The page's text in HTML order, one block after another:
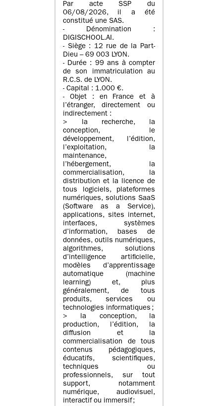
Par acte SSP du
06/08/2026, il a été
constitué une SAS.
- Dénomination :
DIGISCHOOL.AI.
- Siège : 12 rue de la Part-
Dieu – 69 003 LYON.
- Durée : 99 ans à compter
de son immatriculation au
R.C.S. de LYON.
- Capital : 1.000 €.
- Objet : en France et à
l’étranger, directement ou
indirectement :
> la recherche, la
conception, le
développement, l’édition,
l’exploitation, la
maintenance,
l’hébergement, la
commercialisation, la
distribution et la licence de
tous logiciels, plateformes
numériques, solutions SaaS
(Software as a Service),
applications, sites internet,
interfaces, systèmes
d’information, bases de
données, outils numériques,
algorithmes, solutions
d’intelligence artificielle,
modèles d’apprentissage
automatique (machine
learning) et, plus
généralement, de tous
produits, services ou
technologies informatiques ;
> la conception, la
production, l’édition, la
diffusion et la
commercialisation de tous
contenus pédagogiques,
éducatifs, scientifiques,
techniques ou
professionnels, sur tout
support, notamment
numérique, audiovisuel,
interactif ou immersif ;